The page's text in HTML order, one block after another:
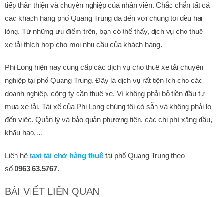
tiếp thân thiện và chuyên nghiệp của nhân viên. Chắc chắn tất cả
các khách hàng phố Quang Trung đã đến với chúng tôi đều hài
lòng. Từ những ưu điểm trên, bạn có thể thấy, dịch vụ cho thuê
xe tải thích hợp cho mọi nhu cầu của khách hàng.
Phi Long hiện nay cung cấp các dịch vụ cho thuê xe tải chuyên
nghiệp tại phố Quang Trung. Đây là dịch vụ rất tiện ích cho các
doanh nghiệp, công ty cần thuê xe. Vì không phải bỏ tiền đầu tư
mua xe tải. Tài xế của Phi Long chúng tôi có sẵn và không phải lo
đến việc. Quản lý và bảo quản phương tiện, các chi phí xăng dầu,
khấu hao,…
Liên hệ taxi tải chở hàng thuê tại phố Quang Trung theo
số 0963.63.5767.
BÀI VIẾT LIÊN QUAN